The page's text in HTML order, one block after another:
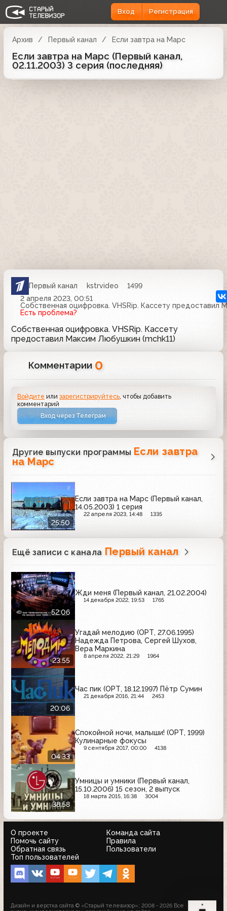
Вход Регистрация
Архив Первый канал Если завтра на Марс
Если завтра на Марс (Первый канал,
02.11.2003) 3 серия (последняя)
Первый канал kstrvideo
1499
2 апреля 2023, 00:51
Собственная оцифровка. VHSRip. Кассету предоставил
Есть проблема?
Собственная оцифровка. VHSRip. Кассету
предоставил Максим Любушкин (mchk11)
Комментарии 0
Войдите илизарегистрируйтесь , чтобы добавить
комментарий
Вход через Телеграм
Другие выпуски программы Если завтра
на Марс
25:50
Если завтра на Марс (Первый канал,
14.05.2003) 1 серия
22 апреля 2023, 14:48 1335
Ещё записи с канала Первый канал
52:06
Жди меня (Первый канал, 21.02.2004)
14 декабря 2022, 19:53 1765
23:55
Угадай мелодию (ОРТ, 27.06.1995)
Надежда Петрова, Сергей Шухов,
Вера Маркина
8 апреля 2022, 21:29 1964
20:06
Час пик (ОРТ, 18.12.1997) Пётр Сумин
21 декабря 2016, 21:44 2453
04:33
Спокойной ночи, малыши! (ОРТ, 1999)
Кулинарные фокусы
9 сентября 2017, 00:00 4138
38:58
Умницы и умники (Первый канал,
15.10.2006) 15 сезон, 2 выпуск
18 марта 2015, 16:38 3004
О проекте
Команда сайта
Помочь сайту
Правила
Обратная связь
Пользователи
Топ пользователей
Дизайн и верстка сайта © «Старый телевизор»; 2008 - 2026 Все